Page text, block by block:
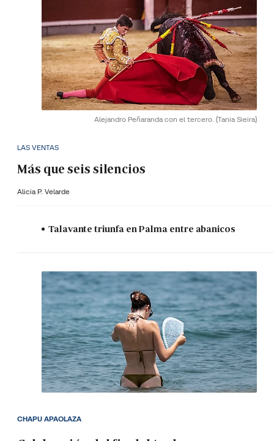
Alejandro Peñaranda con el tercero. (Tania Sieira)
LAS VENTAS
Más que seis silencios
Alicia P. Velarde
Talavante triunfa en Palma entre abanicos
CHAPU APAOLAZA